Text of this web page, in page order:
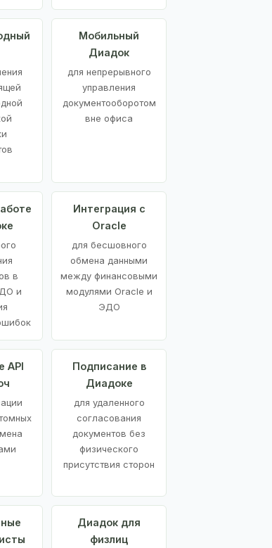
Мобильный
Диадок
для непрерывного
управления
документооборотом
вне офиса
в
и
Интеграция с
Oracle
для бесшовного
обмена данными
между финансовыми
модулями Oracle и
ЭДО
API
Подписание в
Диадоке
для удаленного
согласования
документов без
физического
присутствия сторон
Диадок для
физлиц